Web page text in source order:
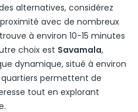
alternatives, considérez
avec de nombreux
à environ 10-15 minutes
choix est Savamala,
dynamique, situé à environ
permettent de
tout en explorant